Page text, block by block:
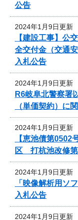
公告
2024年1月9日更新
【建設工事】公
全交付金（交通
入札公告
2024年1月9日更新
R6岐阜北警察署
（単価契約）に
2024年1月9日更新
【恵池債第
区 打杭池改修第
2024年1月9日更新
「映像解析用ソ
入札公告
2024年1月9日更新